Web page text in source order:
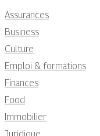
Assurances
Business
Culture
Emploi & formations
Finances
Food
Immobilier